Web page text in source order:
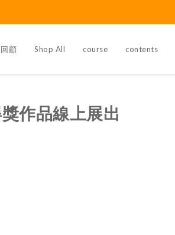
顧 Shop All course contents
作品線上展出